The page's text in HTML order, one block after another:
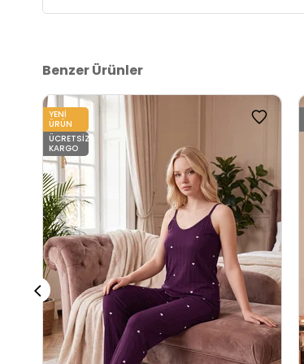
Menşei:Türkiye
Benzer Ürünler
YENI
ÜRÜN
ÜCRETSIZ
KARGO